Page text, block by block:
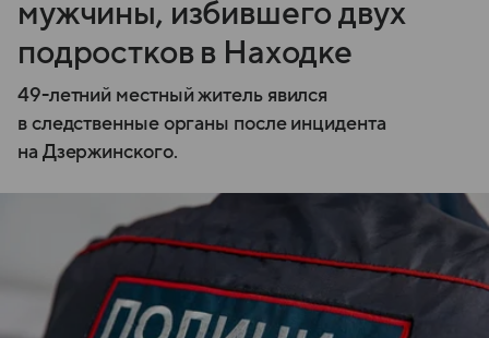
мужчины, избившего двух
подростков в Находке
49-летний местный житель явился
в следственные органы после инцидента
на Дзержинского.